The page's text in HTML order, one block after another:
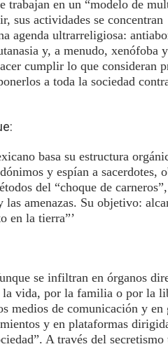
trabajan en un “modelo de
sus actividades se concentran
agenda ultrarreligiosa:
y, a menudo, xenófoba
cumplir lo que consideran
a toda la sociedad
basa su estructura
y espían a sacerdotes,
del “choque de
amenazas. Su objetivo:
en la tierra”’
se infiltran en órganos
la vida, por la familia o por la
medios de comunicación y en
y en plataformas
A través del secretismo